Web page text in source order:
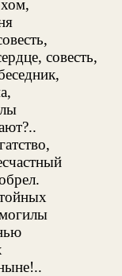
совесть,